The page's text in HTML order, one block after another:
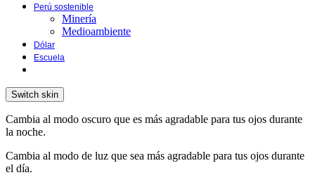
Perú sostenible
Minería
Medioambiente
Dólar
Escuela
Switch skin
Cambia al modo oscuro que es más agradable para tus ojos durante
la noche.
Cambia al modo de luz que sea más agradable para tus ojos durante
el día.